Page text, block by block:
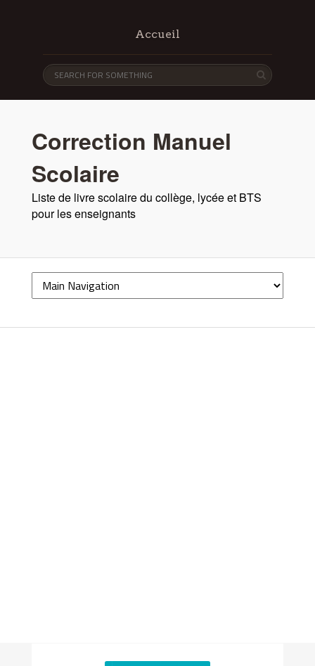
Accueil
Correction Manuel
Scolaire
Liste de livre scolaire du collège, lycée et BTS
pour les enseignants